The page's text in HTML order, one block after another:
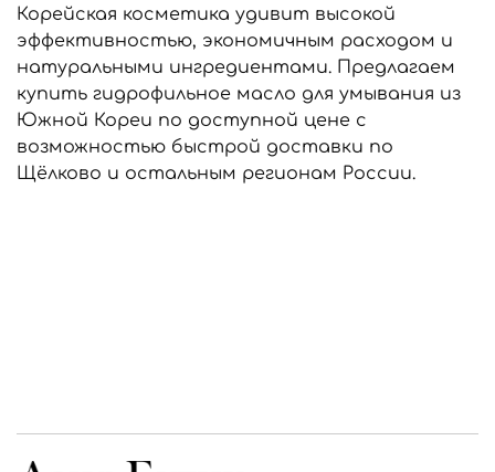
Корейская косметика удивит высокой
эффективностью, экономичным расходом и
натуральными ингредиентами. Предлагаем
купить гидрофильное масло для умывания из
Южной Кореи по доступной цене с
возможностью быстрой доставки по
Щёлково и остальным регионам России.